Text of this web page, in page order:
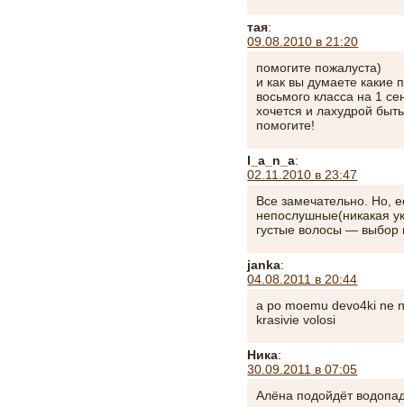
тая:
09.08.2010 в 21:20
помогите пожалуста)
и как вы думаете какие
восьмого класса на 1
хочется и лахудрой
помогите!
l_a_n_a:
02.11.2010 в 23:47
Все замечательно. Но,
непослушные(никакая
густые волосы — выбор
janka:
04.08.2011 в 20:44
a po moemu devo4ki ne
krasivie volosi
Ника:
30.09.2011 в 07:05
Алёна подойдёт